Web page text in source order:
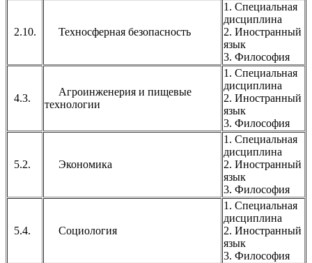
2.10. Техносферная безопасность
1. Специальная
дисциплина
2. Иностранный
язык
3. Философия
4.3.
Агроинженерия и пищевые
технологии
1. Специальная
дисциплина
2. Иностранный
язык
3. Философия
5.2. Экономика
1. Специальная
дисциплина
2. Иностранный
язык
3. Философия
5.4. Социология
1. Специальная
дисциплина
2. Иностранный
язык
3. Философия